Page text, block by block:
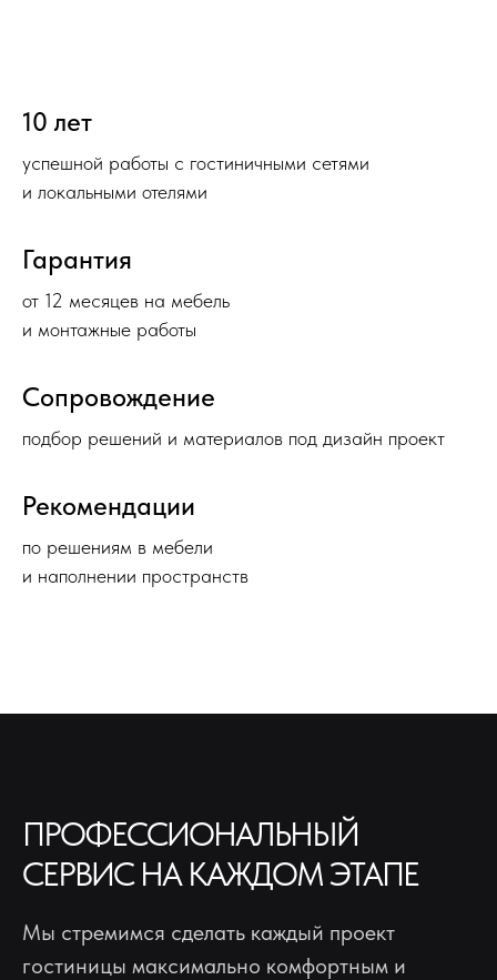
10 лет
успешной работы с гостиничными сетями
и локальными отелями
Гарантия
от 12 месяцев на мебель
и монтажные работы
Сопровождение
подбор решений и материалов под дизайн проект
Рекомендации
по решениям в мебели
и наполнении пространств
ПРОФЕССИОНАЛЬНЫЙ
СЕРВИС НА КАЖДОМ ЭТАПЕ
Мы стремимся сделать каждый проект
гостиницы максимально комфортным и